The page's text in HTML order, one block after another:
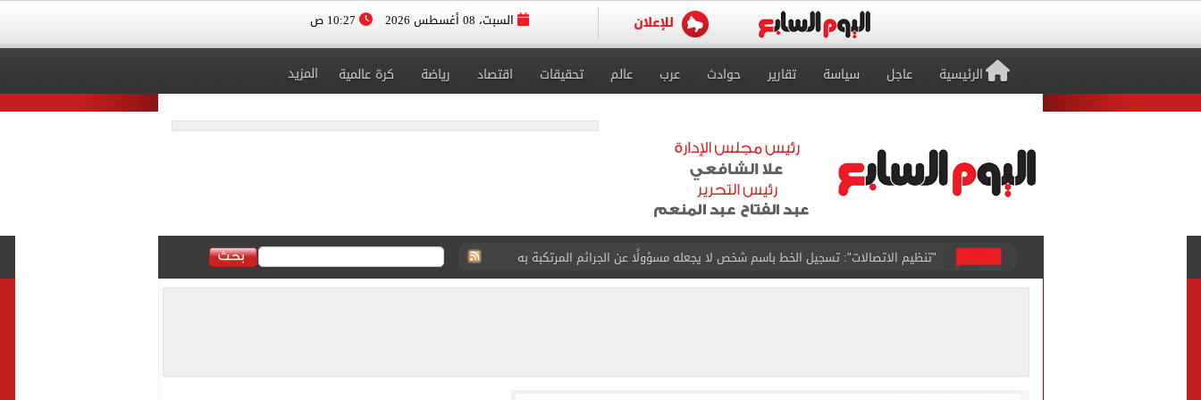
السبت، 08 أغسطس 2026
الرئيسية عاجل سياسة تقارير حوادث عرب عالم تحقيقات اقتصاد رياضة كرة عالمية المزيد
مشاهد ساحرة على شاطئ رأس البر في أجواء صيفية مميزة.. فيديو
الكشف عن قصر محمد صلاح الفاخر فى طرابزون.. صور
برشلونة يطرح تذاكر مواجهة الأهلي على كأس خوان جامبر